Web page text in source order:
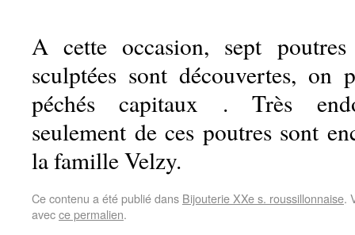
A cette occasion, sept
sculptées sont découvertes, on
péchés capitaux . Très
seulement de ces poutres sont
la famille Velzy.
Ce contenu a été publié dans Bijouterie XXe s. roussillonnaise.
avecce permalien.